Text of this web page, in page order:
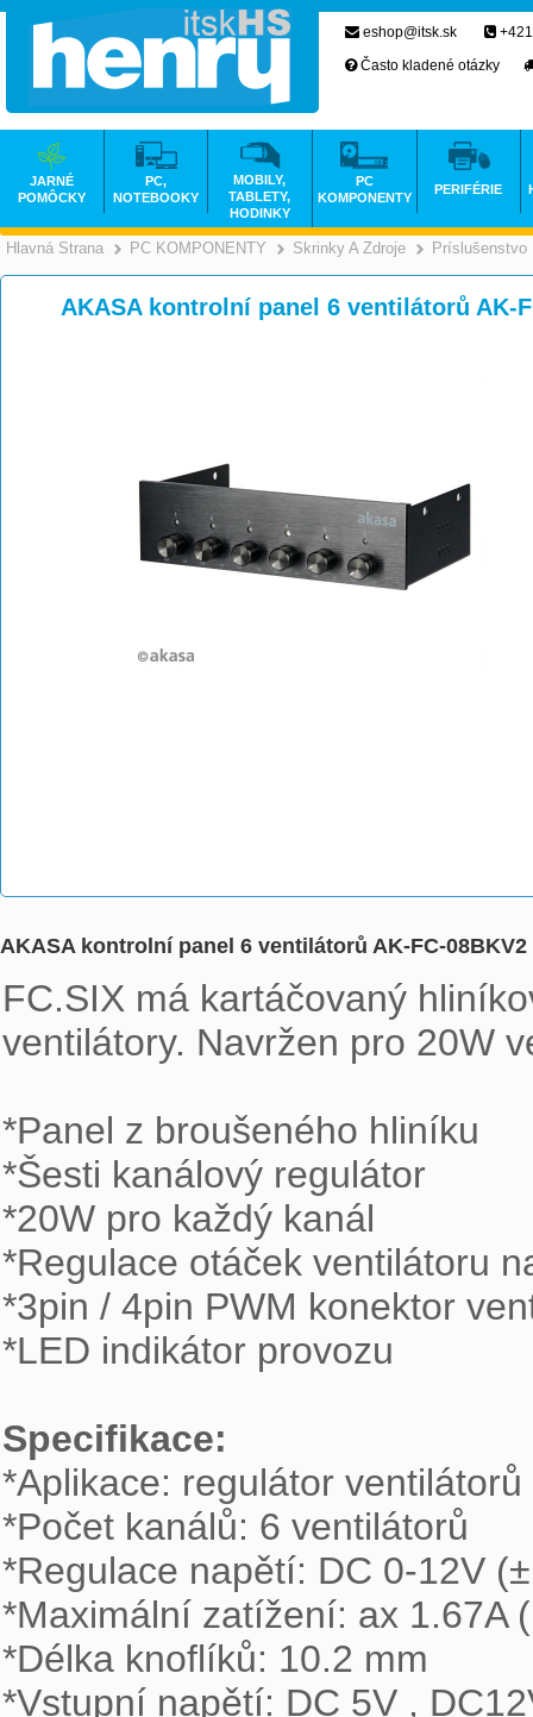
Hlavná Strana >
PC KOMPONENTY >
Skrinky A Zdroje Príslušenstvo
AKASA kontrolní panel 6 ventilátorů AK-
AKASA kontrolní panel 6 ventilátorů AK-FC-08BKV2
FC.SIX má kartáčovaný
ventilátory. Navržen pro 20W
*Panel z broušeného hliníku
*Šesti kanálový regulátor
*20W pro každý kanál
*Regulace otáček ventilátoru
*3pin / 4pin PWM konektor
*LED indikátor provozu
Specifikace:
*Aplikace: regulátor
*Počet kanálů: 6 ventilátorů
*Regulace napětí: DC 0-12V
*Maximální zatížení: ax
*Délka knoflíků: 10.2 mm
*Vstupní napětí: DC 5V ,
eshop@itsk.sk
Často kladené otázky
JARNÉ
POMÔCKY
PC,
NOTEBOOKY
MOBILY,
TABLETY,
HODINKY
PC
KOMPONENTY
PERIFÉRIE